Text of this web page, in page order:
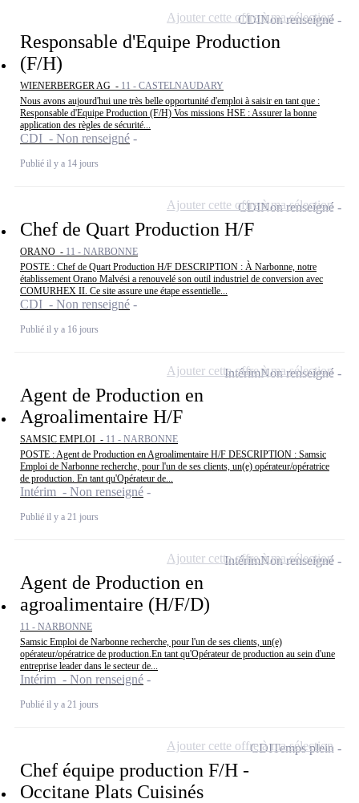
Responsable d'Equipe Production
(F/H)
WIENERBERGER AG - 11 - CASTELNAUDARY
Nous avons aujourd'hui une très belle opportunité d'emploi à saisir en tant que :
Responsable d'Equipe Production (F/H) Vos missions HSE : Assurer la bonne
application des règles de sécurité...
CDI - Non renseigné
Publié il y a 14 jours
CDINon renseigné
Ajouter cette offre à ma sélection
Chef de Quart Production H/F
ORANO - 11 - NARBONNE
POSTE : Chef de Quart Production H/F DESCRIPTION : À Narbonne, notre
établissement Orano Malvési a renouvelé son outil industriel de conversion avec
COMURHEX II. Ce site assure une étape essentielle...
CDI - Non renseigné
Publié il y a 16 jours
CDINon renseigné
Ajouter cette offre à ma sélection
Agent de Production en
Agroalimentaire H/F
SAMSIC EMPLOI - 11 - NARBONNE
POSTE : Agent de Production en Agroalimentaire H/F DESCRIPTION : Samsic
Emploi de Narbonne recherche, pour l'un de ses clients, un(e) opérateur/opératrice
de production. En tant qu'Opérateur de...
Intérim - Non renseigné
Publié il y a 21 jours
IntérimNon renseigné
Ajouter cette offre à ma sélection
Agent de Production en
agroalimentaire (H/F/D)
11 - NARBONNE
Samsic Emploi de Narbonne recherche, pour l'un de ses clients, un(e)
opérateur/opératrice de production.En tant qu'Opérateur de production au sein d'une
entreprise leader dans le secteur de...
Intérim - Non renseigné
Publié il y a 21 jours
IntérimNon renseigné
Ajouter cette offre à ma sélection
Chef équipe production F/H -
Occitane Plats Cuisinés
CDITemps plein
Ajouter cette offre à ma sélection